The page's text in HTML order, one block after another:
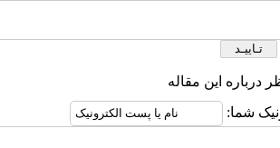
درباره این مقاله
شما: